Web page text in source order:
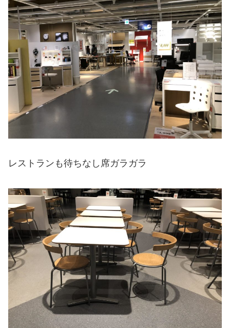
レストランも待ちなし席ガラガラ